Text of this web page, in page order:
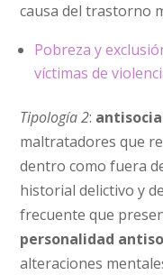
causa del trastorno
Pobreza y
víctimas de
Tipología 2:
maltratadores que
dentro como fuera
historial delictivo y
frecuente que
personalidad
alteraciones